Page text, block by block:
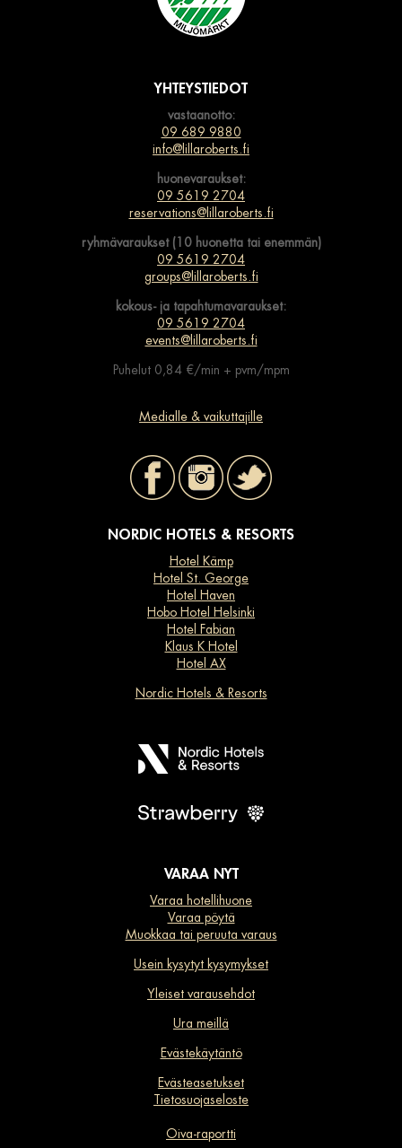
YHTEYSTIEDOT
vastaanotto:
09 689 9880
info@lillaroberts.fi
huonevaraukset:
09 5619 2704
reservations@lillaroberts.fi
ryhmävaraukset (10 huonetta tai enemmän)
09 5619 2704
groups@lillaroberts.fi
kokous- ja tapahtumavaraukset:
09 5619 2704
events@lillaroberts.fi
Puhelut 0,84 €/min + pvm/mpm
Medialle & vaikuttajille
NORDIC HOTELS & RESORTS
Hotel Kämp
Hotel St. George
Hotel Haven
Hobo Hotel Helsinki
Hotel Fabian
Klaus K Hotel
Hotel AX
Nordic Hotels & Resorts
VARAA NYT
Varaa hotellihuone
Varaa pöytä
Muokkaa tai peruuta varaus
Usein kysytyt kysymykset
Yleiset varausehdot
Ura meillä
Evästekäytäntö
Evästeasetukset
Tietosuojaseloste
Oiva-raportti